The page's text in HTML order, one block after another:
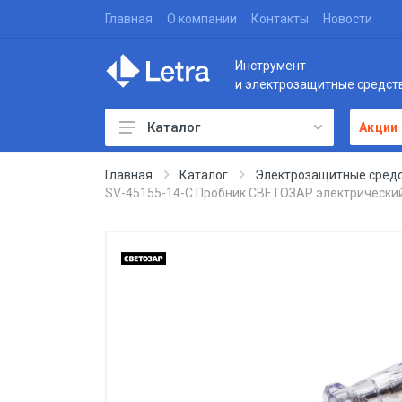
Главная О компании Контакты Новости
Инструмент
и электрозащитные
Каталог Акции
Главная Каталог
Электрозащитные
SV-45155-14-C Пробник СВЕТОЗАР